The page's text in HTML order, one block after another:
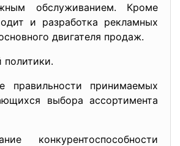
обслуживанием. Кроме
и разработка рекламных
двигателя продаж.
политики.
правильности принимаемых
выбора ассортимента
конкурентоспособности